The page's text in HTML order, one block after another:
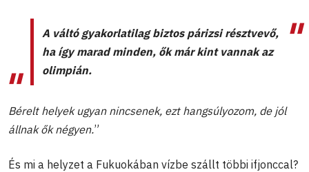
A váltó gyakorlatilag biztos párizsi résztvevő,
ha így marad minden, ők már kint vannak az
olimpián.
Bérelt helyek ugyan nincsenek, ezt hangsúlyozom, de jól
állnak ők négyen.”
És mi a helyzet a Fukuokában vízbe szállt többi ifjonccal?